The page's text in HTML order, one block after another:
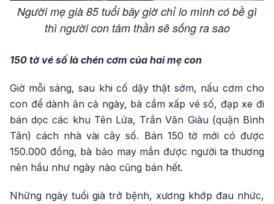
Người mẹ già 85 tuổi bây giờ chỉ lo mình có bề gì
thì người con tâm thần sẽ sống ra sao
150 tờ vé số là chén cơm của hai mẹ con
Giờ mỗi sáng, sau khi cố dậy thật sớm, nấu cơm cho
con để dành ăn cả ngày, bà cầm xấp vé số, đạp xe đi
bán dọc các khu Tên Lửa, Trần Văn Giàu (quận Bình
Tân) cách nhà vài cây số. Bán 150 tờ mới có được
150.000 đồng, bà bảo may mắn được người ta thương
nên hầu như ngày nào cũng bán hết.
Những ngày tuổi già trở bệnh, xương khớp đau nhức,